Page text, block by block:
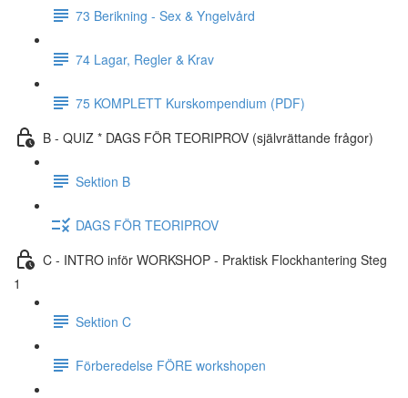
73 Berikning - Sex & Yngelvård
74 Lagar, Regler & Krav
75 KOMPLETT Kurskompendium (PDF)
B - QUIZ * DAGS FÖR TEORIPROV (självrättande frågor)
Sektion B
DAGS FÖR TEORIPROV
C - INTRO inför WORKSHOP - Praktisk Flockhantering Steg
1
Sektion C
Förberedelse FÖRE workshopen